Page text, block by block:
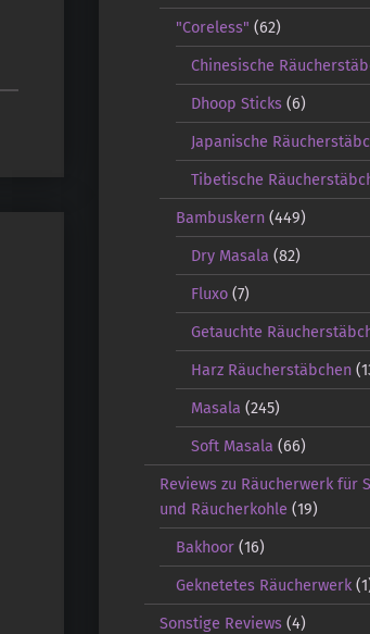
"Coreless" (62)
Chinesische
Dhoop Sticks (6)
Japanische
Tibetische
Bambuskern(449)
Dry Masala (82)
Fluxo (7)
Getauchte
Harz Räucherstäbchen
Masala (245)
Soft Masala (66)
Reviews zu Räucherwerk für
und Räucherkohle (19)
Bakhoor(16)
Geknetetes Räucherwerk
Sonstige Reviews (4)